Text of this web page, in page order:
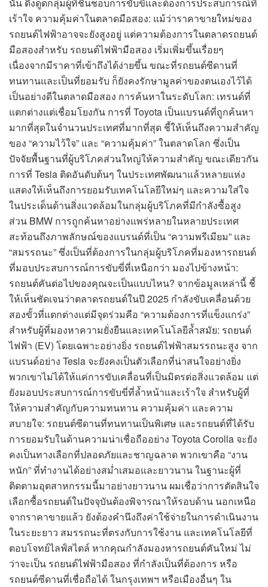
นั้น ดึงดูดกลุ่มผู้ที่ชื่นชอบการขับขี่และต้องการประสบการณ์ที่
เร้าใจ ความคุ้มค่าในตลาดมือสอง: แม้ว่าราคาขายใหม่ของ
รถยนต์ไฟฟ้าอาจจะยังสูงอยู่ แต่ความต้องการในตลาดรถยนต์
มือสองสำหรับ รถยนต์ไฟฟ้ามือสอง เริ่มเพิ่มขึ้นเรื่อยๆ
เนื่องจากมีราคาที่เข้าถึงได้ง่ายขึ้น ขณะที่รถยนต์ซีดานที่
ทนทานและเป็นที่ยอมรับ ก็ยังคงรักษามูลค่าของตนเองไว้ได้
เป็นอย่างดีในตลาดมือสอง การค้นหาในระดับโลก: เทรนด์ที่
แตกต่างแต่เชื่อมโยงกัน การที่ Toyota เป็นแบรนด์ที่ถูกค้นหา
มากที่สุดในจำนวนประเทศที่มากที่สุด ชี้ให้เห็นถึงความสำคัญ
ของ “ความไว้ใจ” และ “ความคุ้มค่า” ในตลาดโลก ซึ่งเป็น
ปัจจัยพื้นฐานที่ผู้บริโภคส่วนใหญ่ให้ความสำคัญ ขณะเดียวกัน
การที่ Tesla ติดอันดับต้นๆ ในประเทศพัฒนาแล้วหลายแห่ง
แสดงให้เห็นถึงการยอมรับเทคโนโลยีใหม่ๆ และความใส่ใจ
ในประเด็นด้านสิ่งแวดล้อมในกลุ่มผู้บริโภคที่มีกำลังซื้อสูง
ส่วน BMW การถูกค้นหาอย่างแพร่หลายในหลายประเทศ
สะท้อนถึงภาพลักษณ์ของแบรนด์ที่เป็น “ความพรีเมียม” และ
“สมรรถนะ” ซึ่งเป็นที่ต้องการในกลุ่มผู้บริโภคที่มองหารถยนต์
ที่มอบประสบการณ์การขับขี่ที่เหนือกว่า มองไปข้างหน้า:
รถยนต์คันต่อไปของคุณจะเป็นแบบไหน? จากข้อมูลเหล่านี้ ชี้
ให้เห็นชัดเจนว่าตลาดรถยนต์ในปี 2025 กำลังขับเคลื่อนด้วย
สองขั้วที่แตกต่างแต่มีจุดร่วมคือ “ความต้องการที่แข็งแกร่ง”
สำหรับผู้ที่มองหาความยั่งยืนและเทคโนโลยีล้ำสมัย: รถยนต์
ไฟฟ้า (EV) โดยเฉพาะอย่างยิ่ง รถยนต์ไฟฟ้าสมรรถนะสูง จาก
แบรนด์อย่าง Tesla จะยังคงเป็นตัวเลือกที่น่าสนใจอย่างยิ่ง
พวกเขาไม่ได้ให้แค่การขับเคลื่อนที่เป็นมิตรต่อสิ่งแวดล้อม แต่
ยังมอบประสบการณ์การขับขี่ที่ล้ำหน้าและเร้าใจ สำหรับผู้ที่
ให้ความสำคัญกับความทนทาน ความคุ้มค่า และความ
สบายใจ: รถยนต์ซีดานที่ทนทานเป็นพิเศษ และรถยนต์ที่ได้รับ
การยอมรับในด้านความน่าเชื่อถืออย่าง Toyota Corolla จะยัง
คงเป็นทางเลือกที่ปลอดภัยและชาญฉลาด พวกเขาคือ “งาน
หนัก” ที่ทำงานได้อย่างสม่ำเสมอและยาวนาน ในฐานะผู้ที่
ติดตามอุตสาหกรรมนี้มาอย่างยาวนาน ผมเชื่อว่าการตัดสินใจ
เลือกซื้อรถยนต์ในปัจจุบันต้องพิจารณาให้รอบด้าน นอกเหนือ
จากราคาขายแล้ว ยังต้องคำนึงถึงค่าใช้จ่ายในการดำเนินงาน
ในระยะยาว สมรรถนะที่ตรงกับการใช้งาน และเทคโนโลยีที่
ตอบโจทย์ไลฟ์สไตล์ หากคุณกำลังมองหารถยนต์คันใหม่ ไม่
ว่าจะเป็น รถยนต์ไฟฟ้ามือสอง ที่กำลังเป็นที่ต้องการ หรือ
รถยนต์ซีดานที่เชื่อถือได้ ในกรุงเทพฯ หรือเมืองอื่นๆ ใน